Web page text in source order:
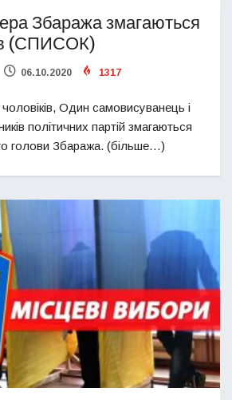
Збаража змагаються
(СПИСОК)
06.10.2020 1317
чоловіків, Один самовисуванець і
політичних партій змагаються
голови Збаража. (більше…)